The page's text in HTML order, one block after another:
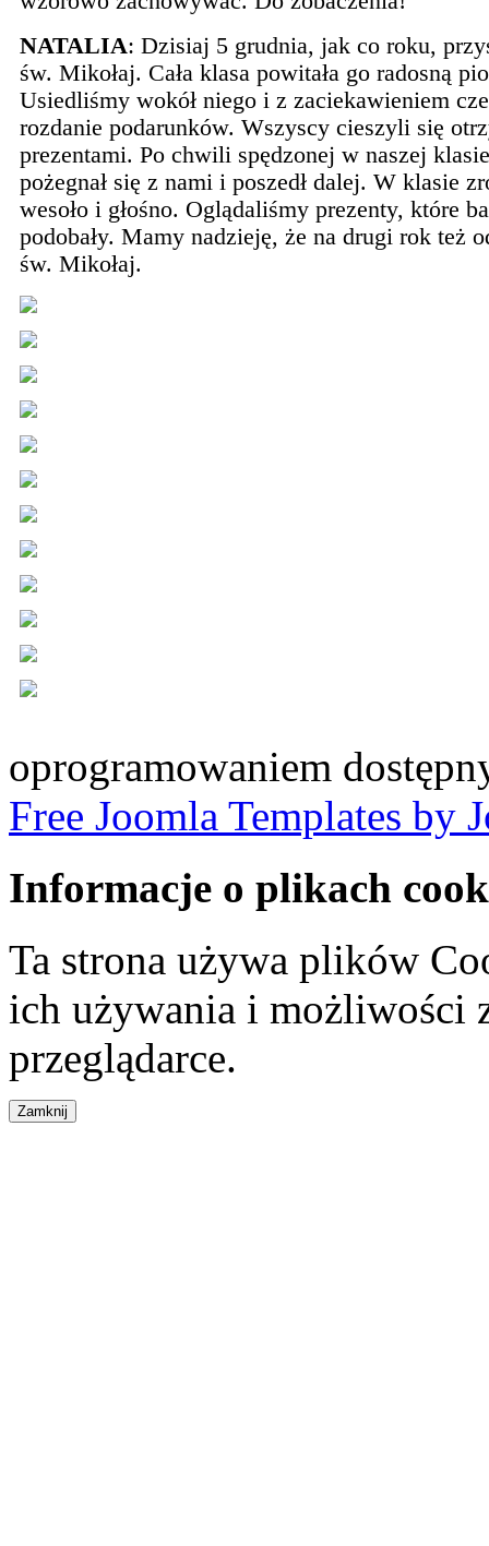
NATALIA: Dzisiaj 5 grudnia, jak co roku,
św. Mikołaj. Cała klasa powitała go radosną
Usiedliśmy wokół niego i z zaciekawieniem
rozdanie podarunków. Wszyscy cieszyli się
prezentami. Po chwili spędzonej w naszej
pożegnał się z nami i poszedł dalej. W klasie
wesoło i głośno. Oglądaliśmy prezenty, które
podobały. Mamy nadzieję, że na drugi rok też
św. Mikołaj.
oprogramowaniem
Free Joomla Templates by
Informacje o plikach
Ta strona używa plików
ich używania i możliwości
przeglądarce.